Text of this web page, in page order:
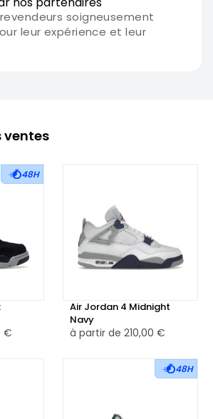
soigneusement
leur expérience et leur
ventes
48H
€
Air Jordan 4 Midnight
Navy
à partir de 210,00 €
48H